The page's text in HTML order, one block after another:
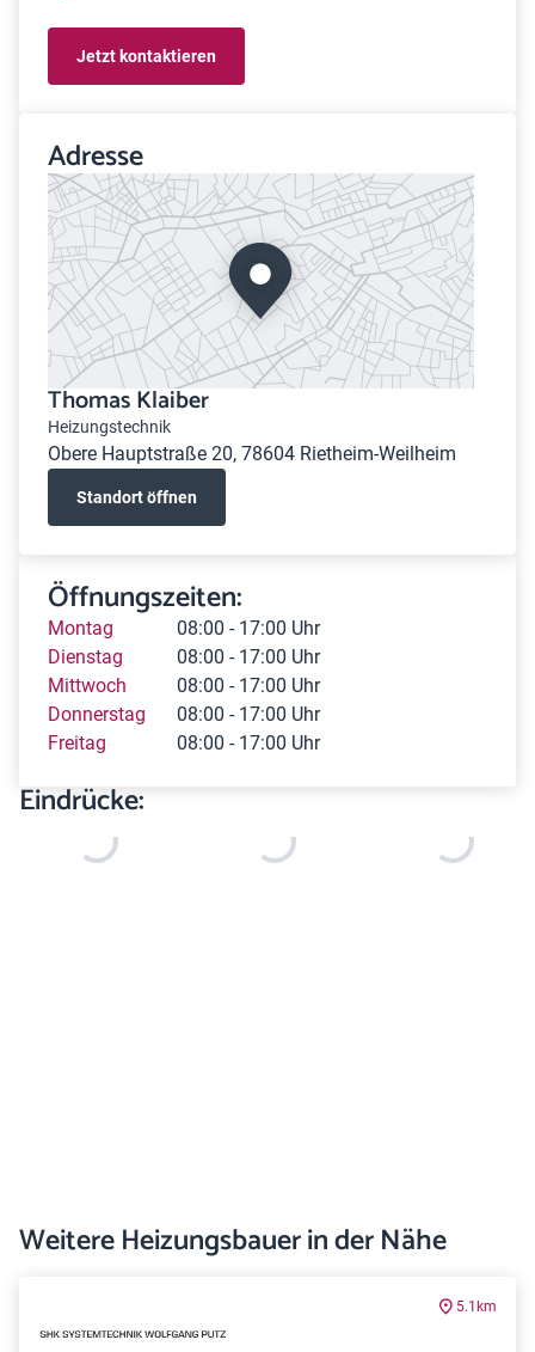
Jetzt kontaktieren
Adresse
Thomas Klaiber
Heizungstechnik
Obere Hauptstraße 20, 78604 Rietheim-Weilheim
Standort öffnen
Öffnungszeiten:
Montag
08:00 - 17:00 Uhr
Dienstag
08:00 - 17:00 Uhr
Mittwoch
08:00 - 17:00 Uhr
Donnerstag
08:00 - 17:00 Uhr
Freitag
08:00 - 17:00 Uhr
Eindrücke:
Weitere Heizungsbauer in der Nähe
5.1km